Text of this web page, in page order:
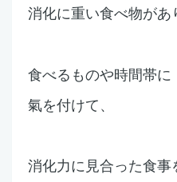
消化に重い食べ物があ
食べるものや時間帯に
氣を付けて、
消化力に見合った食事